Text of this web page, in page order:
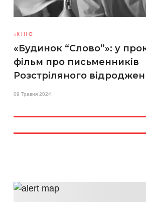
КІНО
«Будинок “Слово”»: у
фільм про письменників
Розстріляного
09 Травня 2024